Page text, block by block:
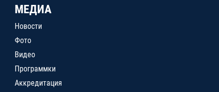
МЕДИА
Новости
Фото
Видео
Программки
Аккредитация